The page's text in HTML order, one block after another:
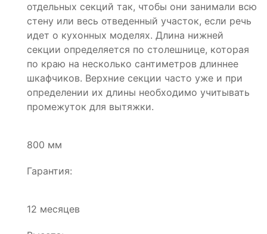
отдельных секций так, чтобы они занимали всю
стену или весь отведенный участок, если речь
идет о кухонных моделях. Длина нижней
секции определяется по столешнице, которая
по краю на несколько сантиметров длиннее
шкафчиков. Верхние секции часто уже и при
определении их длины необходимо учитывать
промежуток для вытяжки.
800 мм
Гарантия:
12 месяцев